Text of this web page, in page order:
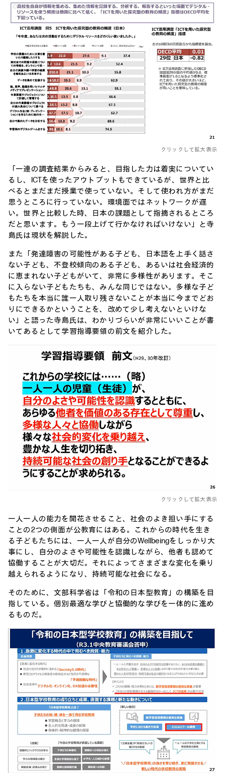
クリックして拡大表示
「一連の調査結果からみると、目指した力は着実についてい
るし、ICTを使ったアウトプットもできているが、世界と比
べるとまだまだ授業で使っていない。そして使われ方がまだ
思うところに行っていない。環境面ではネットワークが遅
い。世界と比較した時、日本の課題として指摘されるところ
だと思います。もう一段上げて行かなければいけない」と寺
島氏は現状を解説した。
また「発達障害の可能性がある子ども、日本語を上手く話さ
ない子ども、不登校傾向のある子ども、あるいは社会経済的
に恵まれない子どもがいて、非常に多様性があります。そこ
に入らない子どもたちも、みんな同じではない。多様な子ど
もたちを本当に誰一人取り残さないことが本当に今までどお
りにできるかということを、改めて少し考えないといけな
い」と語った寺島氏は、わかりづらいが非常にいいことが書
いてあるとして学習指導要領の前文を紹介した。
クリックして拡大表示
一人一人の能力を開花させること、社会のよき担い手にする
ことの2つの側面が公教育にはある。これからの時代を生き
る子どもたちには、一人一人が自分のWellbeingをしっかり大
事にし、自分のよさや可能性を認識しながら、他者も認めて
協働することが大切だ。それによってさまざまな変化を乗り
越えられるようになり、持続可能な社会になる。
そのために、文部科学省は「令和の日本型教育」の構築を目
指している。個別最適な学びと協働的な学びを一体的に進め
るものだ。